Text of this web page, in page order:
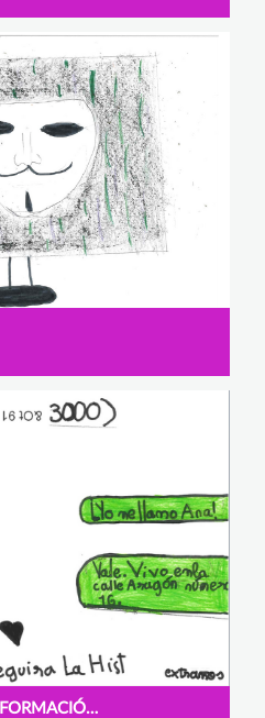
NUNCA COMPARTAS INFORMACIÓN CON EXTRAÑOS